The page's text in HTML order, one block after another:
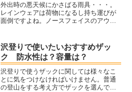
外出時の悪天候にかさばる雨具・・・。
レインウェアは荷物になるし持ち運びが
面倒ですよね。ノースフェイスのアウタ
ーが「クラウドジャケット」。クラウド
ジャケットは防水素材の王...
沢登りで使いたいおすすめザッ
ク 防水性は？容量は？
沢登りで使うザックに関しては様々なこ
とに気をつけなければいけません。普通
の登山をする考え方でザックを選んでし